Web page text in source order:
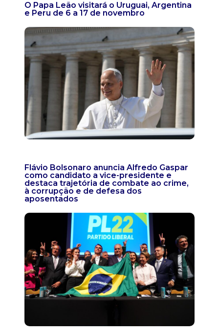
O Papa Leão visitará o Uruguai, Argentina
e Peru de 6 a 17 de novembro
Flávio Bolsonaro anuncia Alfredo Gaspar
como candidato a vice-presidente e
destaca trajetória de combate ao crime,
à corrupção e de defesa dos
aposentados